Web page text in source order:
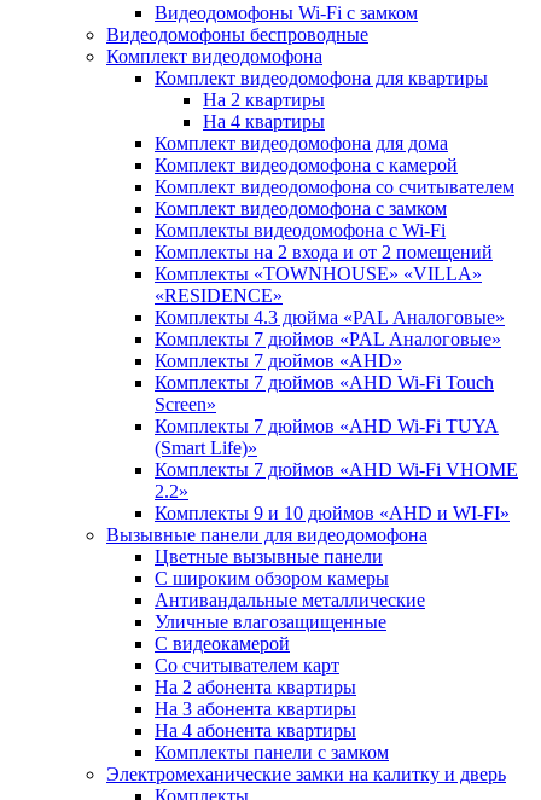
Видеодомофоны Wi-Fi с замком
Видеодомофоны беспроводные
Комплект видеодомофона
Комплект видеодомофона для квартиры
На 2 квартиры
На 4 квартиры
Комплект видеодомофона для дома
Комплект видеодомофона с камерой
Комплект видеодомофона со считывателем
Комплект видеодомофона c замком
Комплекты видеодомофона с Wi-Fi
Комплекты на 2 входа и от 2 помещений
Комплекты «TOWNHOUSE» «VILLA»
«RESIDENCE»
Комплекты 4.3 дюйма «PAL Аналоговые»
Комплекты 7 дюймов «PAL Аналоговые»
Комплекты 7 дюймов «AHD»
Комплекты 7 дюймов «AHD Wi-Fi Touch
Screen»
Комплекты 7 дюймов «AHD Wi-Fi TUYA
(Smart Life)»
Комплекты 7 дюймов «AHD Wi-Fi VHOME
2.2»
Комплекты 9 и 10 дюймов «AHD и WI-FI»
Вызывные панели для видеодомофона
Цветные вызывные панели
С широким обзором камеры
Антивандальные металлические
Уличные влагозащищенные
С видеокамерой
Со считывателем карт
На 2 абонента квартиры
На 3 абонента квартиры
На 4 абонента квартиры
Комплекты панели с замком
Электромеханические замки на калитку и дверь
Комплекты